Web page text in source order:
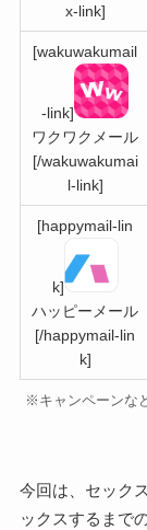
x-link]
[wakuwakumail
-link]
ワクワクメール
[/wakuwakumai
l-link]
[happymail-lin
k]
ハッピーメール
[/happymail-lin
k]
※キャンペーンな
今回は、セック
ックスするまで